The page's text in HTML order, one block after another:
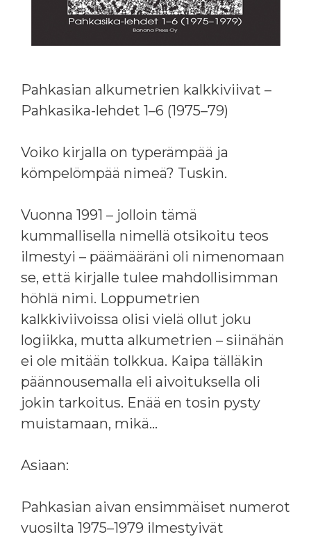
Pahkasian alkumetrien kalkkiviivat –
Pahkasika-lehdet 1–6 (1975–79)
Voiko kirjalla on typerämpää ja
kömpelömpää nimeä? Tuskin.
Vuonna 1991 – jolloin tämä
kummallisella nimellä otsikoitu teos
ilmestyi – päämääräni oli nimenomaan
se, että kirjalle tulee mahdollisimman
höhlä nimi. Loppumetrien
kalkkiviivoissa olisi vielä ollut joku
logiikka, mutta alkumetrien – siinähän
ei ole mitään tolkkua. Kaipa tälläkin
päännousemalla eli aivoituksella oli
jokin tarkoitus. Enää en tosin pysty
muistamaan, mikä…
Asiaan:
Pahkasian aivan ensimmäiset numerot
vuosilta 1975–1979 ilmestyivät